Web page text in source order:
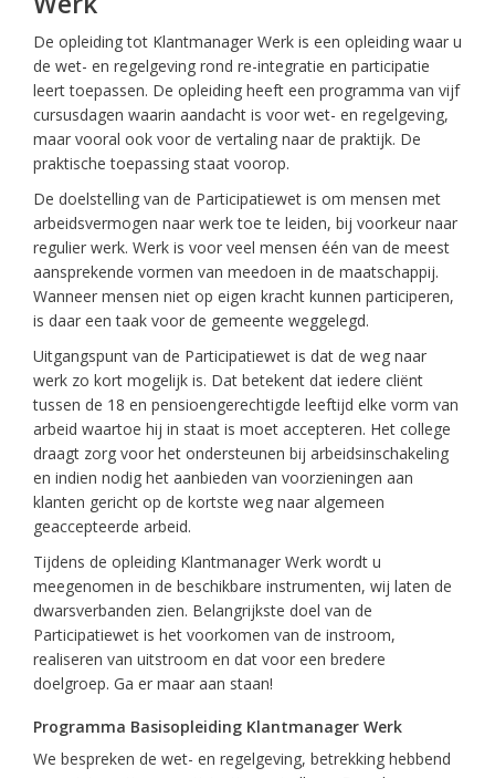
De opleiding tot Klantmanager Werk is een opleiding waar u
de wet- en regelgeving rond re-integratie en participatie
leert toepassen. De opleiding heeft een programma van vijf
cursusdagen waarin aandacht is voor wet- en regelgeving,
maar vooral ook voor de vertaling naar de praktijk. De
praktische toepassing staat voorop.
De doelstelling van de Participatiewet is om mensen met
arbeidsvermogen naar werk toe te leiden, bij voorkeur naar
regulier werk. Werk is voor veel mensen één van de meest
aansprekende vormen van meedoen in de maatschappij.
Wanneer mensen niet op eigen kracht kunnen participeren,
is daar een taak voor de gemeente weggelegd.
Uitgangspunt van de Participatiewet is dat de weg naar
werk zo kort mogelijk is. Dat betekent dat iedere cliënt
tussen de 18 en pensioengerechtigde leeftijd elke vorm van
arbeid waartoe hij in staat is moet accepteren. Het college
draagt zorg voor het ondersteunen bij arbeidsinschakeling
en indien nodig het aanbieden van voorzieningen aan
klanten gericht op de kortste weg naar algemeen
geaccepteerde arbeid.
Tijdens de opleiding Klantmanager Werk wordt u
meegenomen in de beschikbare instrumenten, wij laten de
dwarsverbanden zien. Belangrijkste doel van de
Participatiewet is het voorkomen van de instroom,
realiseren van uitstroom en dat voor een bredere
doelgroep. Ga er maar aan staan!
Programma Basisopleiding Klantmanager Werk
We bespreken de wet- en regelgeving, betrekking hebbend